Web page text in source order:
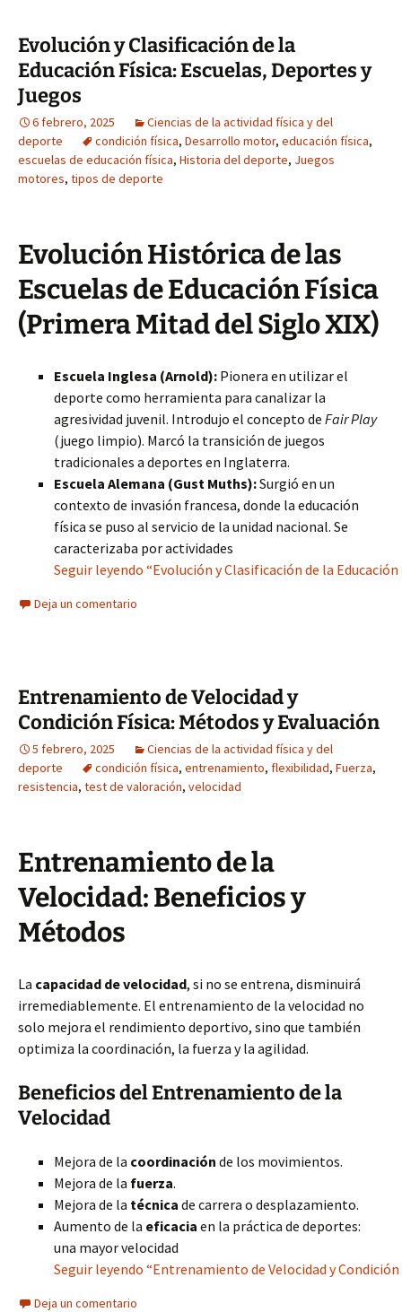
Evolución y Clasificación de la
Educación Física: Escuelas, Deportes y
Juegos
6 febrero, 2025
Ciencias de la actividad física y del
deporte
condición física, Desarrollo motor, educación física,
escuelas de educación física, Historia del deporte, Juegos
motores, tipos de deporte
Evolución Histórica de las
Escuelas de Educación Física
(Primera Mitad del Siglo XIX)
Escuela Inglesa (Arnold): Pionera en utilizar el
deporte como herramienta para canalizar la
agresividad juvenil. Introdujo el concepto de Fair Play
(juego limpio). Marcó la transición de juegos
tradicionales a deportes en Inglaterra.
Escuela Alemana (Gust Muths):Surgió en un
contexto de invasión francesa, donde la educación
física se puso al servicio de la unidad nacional. Se
caracterizaba por actividades
Seguir leyendo “Evolución y Clasificación de la
Deja un comentario
Entrenamiento de Velocidad y
Condición Física: Métodos y Evaluación
5 febrero, 2025
Ciencias de la actividad física y del
deporte
condición física, entrenamiento, flexibilidad, Fuerza,
resistencia, test de valoración, velocidad
Entrenamiento de la
Velocidad: Beneficios y
Métodos
La capacidad de velocidad, si no se entrena, disminuirá
irremediablemente. El entrenamiento de la velocidad no
solo mejora el rendimiento deportivo, sino que también
optimiza la coordinación, la fuerza y la agilidad.
Beneficios del Entrenamiento de la
Velocidad
Mejora de la coordinación de los movimientos.
Mejora de la fuerza.
Mejora de la técnica de carrera o desplazamiento.
Aumento de la eficacia en la práctica de deportes:
una mayor velocidad
Seguir leyendo “Entrenamiento de Velocidad y Condición
Deja un comentario